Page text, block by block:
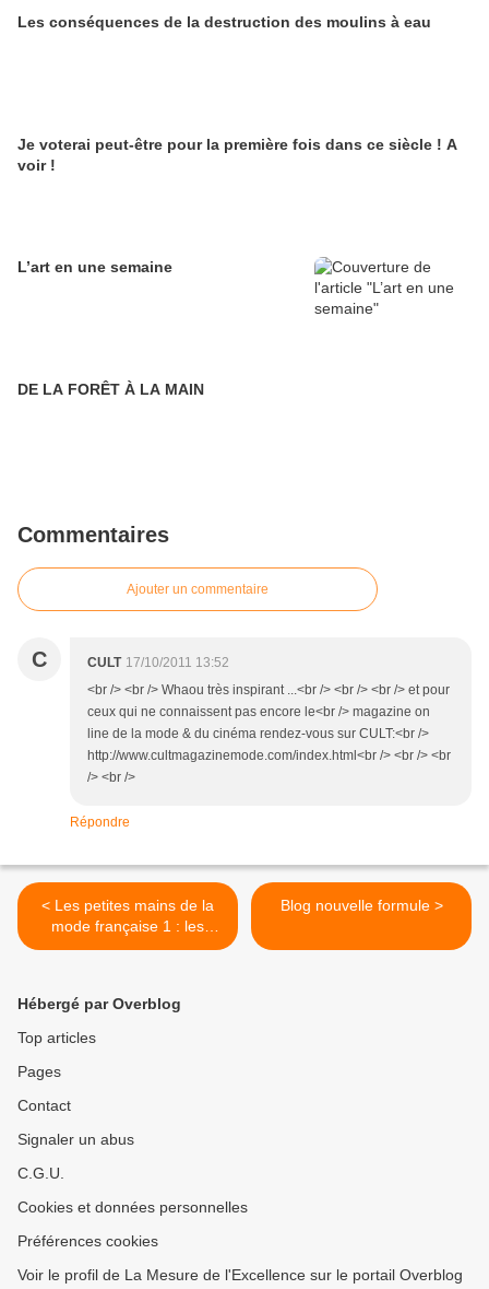
Les conséquences de la destruction des moulins à eau
Je voterai peut-être pour la première fois dans ce siècle ! A
voir !
L’art en une semaine
DE LA FORÊT À LA MAIN
Commentaires
Ajouter un commentaire
C CULT 17/10/2011 13:52
<br /> <br /> Whaou très inspirant ...<br /> <br /> <br /> et pour
ceux qui ne connaissent pas encore le<br /> magazine on
line de la mode & du cinéma rendez-vous sur CULT:<br />
http://www.cultmagazinemode.com/index.html<br /> <br /> <br
/> <br />
Répondre
< Les petites mains de la
mode française 1 : les
grisettes, cousettes et
Blog nouvelle formule >
Hébergé par Overblog
Top articles
Pages
Contact
Signaler un abus
C.G.U.
Cookies et données personnelles
Préférences cookies
Voir le profil de La Mesure de l'Excellence sur le portail Overblog